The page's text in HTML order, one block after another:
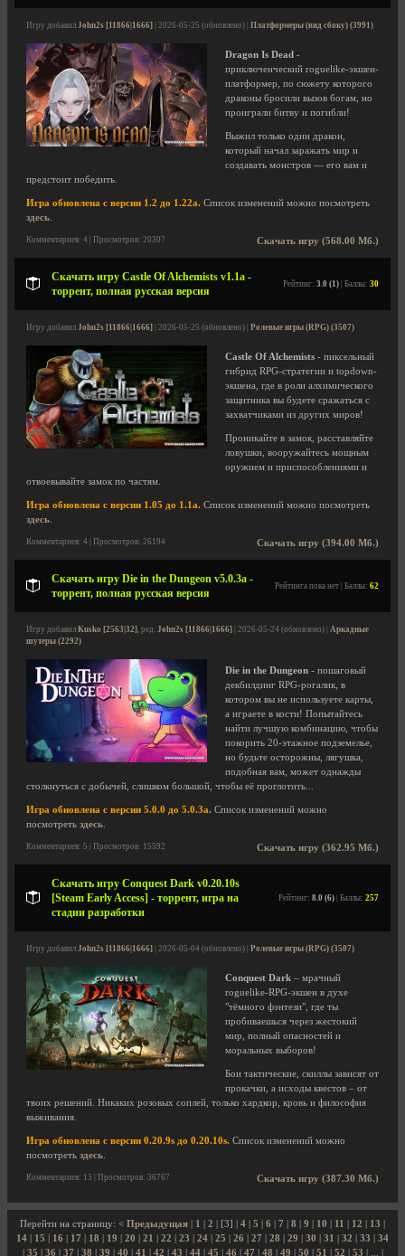
Игру добавил John2s [11866|1666] | 2026-05-25 (обновлено) | Платформеры (вид сбоку) (3991)
Dragon Is Dead -
приключенческий roguelike-экшен-
платформер, по сюжету которого
драконы бросили вызов богам, но
проиграли битву и погибли!
Выжил только один дракон,
который начал заражать мир и
создавать монстров — его вам и
предстоит победить.
Игра обновлена с версии 1.2 до 1.22a. Список изменений можно посмотреть
здесь
Скачать игру (568.00 Мб.)
Комментариев: 4 | Просмотров: 20307
Скачать игру Castle Of Alchemists v1.1a -
торрент, полная русская версия
Рейтинг: 3.0 (1) | Баллы: 30
Игру добавил John2s [11866|1666] | 2026-05-25 (обновлено) | Ролевые игры (RPG) (3507)
Castle Of Alchemists - пиксельный
гибрид RPG-стратегии и topdown-
экшена, где в роли алхимического
защитника вы будете сражаться с
захватчиками из других миров!
Проникайте в замок, расставляйте
ловушки, вооружайтесь мощным
оружием и приспособлениями и
отвоевывайте замок по частям.
Игра обновлена с версии 1.05 до 1.1a. Список изменений можно посмотреть
здесь
Скачать игру (394.00 Мб.)
Комментариев: 4 | Просмотров: 26194
Скачать игру Die in the Dungeon v5.0.3a -
торрент, полная русская версия
Рейтинга пока нет | Баллы: 62
Игру добавил Kusko [2563|32], ред. John2s [11866|1666] | 2026-05-24 (обновлено) | Аркадные
шутеры (2292)
Die in the Dungeon - пошаговый
декбилдинг RPG-рогалик, в
котором вы не используете карты,
а играете в кости! Попытайтесь
найти лучшую комбинацию, чтобы
покорить 20-этажное подземелье,
но будьте осторожны, лягушка,
подобная вам, может однажды
столкнуться с добычей, слишком большой, чтобы её проглотить...
Игра обновлена с версии 5.0.0 до 5.0.3a. Список изменений можно
посмотреть здесь
Скачать игру (362.95 Мб.)
Комментариев: 5 | Просмотров: 15592
Скачать игру Conquest Dark v0.20.10s
[Steam Early Access] - торрент, игра на
стадии разработки
Рейтинг: 8.0 (6) | Баллы: 257
Игру добавил John2s [11866|1666] | 2026-05-04 (обновлено) | Ролевые игры (RPG) (3507)
Conquest Dark – мрачный
roguelike-RPG-экшен в духе
"тёмного фэнтези", где ты
пробиваешься через жестокий
мир, полный опасностей и
моральных выборов!
Бои тактические, скиллы зависят от
прокачки, а исходы квестов – от
твоих решений. Никаких розовых соплей, только хардкор, кровь и философия
выживания.
Игра обновлена с версии 0.20.9s до 0.20.10s. Список изменений можно
посмотреть здесь
Скачать игру (387.30 Мб.)
Комментариев: 13 | Просмотров: 36767
Перейти на страницу: < Предыдущая 1 2 | [3] | 4 5 6 7 8 9 10 11 12 13
14
15 16 17 18 19 20 21 22 23 24 25 26 27 28 29 30 31 32 33
34
35 36 37 38 39 40 41 42 43 44| 45 46 47 48 49 50 51 52 53